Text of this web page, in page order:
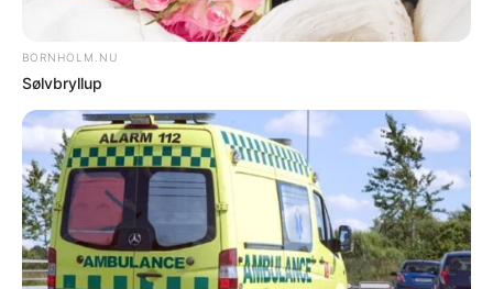
saltning?
Fredag 5-2-21 - 10:16